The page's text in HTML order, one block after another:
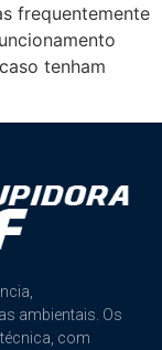
frequentemente
tenham
ambientais. Os
com